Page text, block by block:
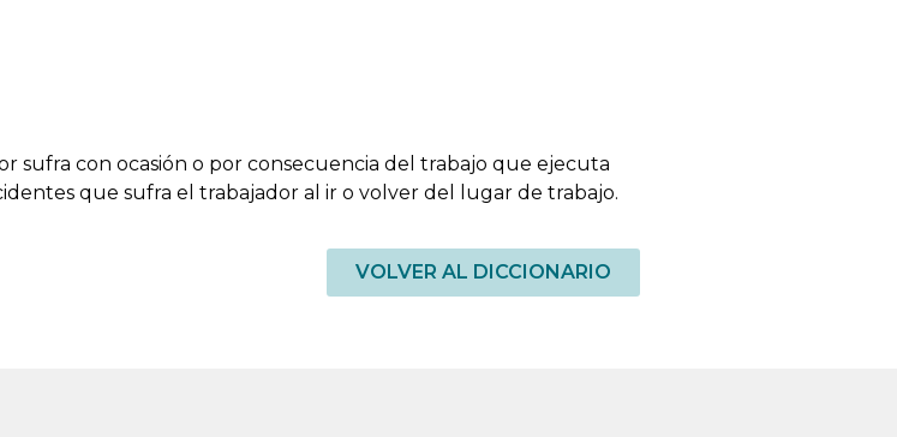
sufra con ocasión o por consecuencia del trabajo que ejecuta
que sufra el trabajador al ir o volver del lugar de trabajo.
VOLVER AL DICCIONARIO